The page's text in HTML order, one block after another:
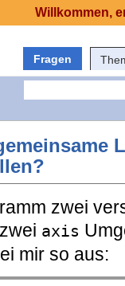
Fragen
zwei
axis
mir so aus:
Willkommen,